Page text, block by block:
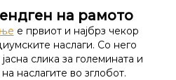
на рамото
е првиот и најбрз чекор
наслаги. Со него
слика за големината и
наслагите во зглобот.